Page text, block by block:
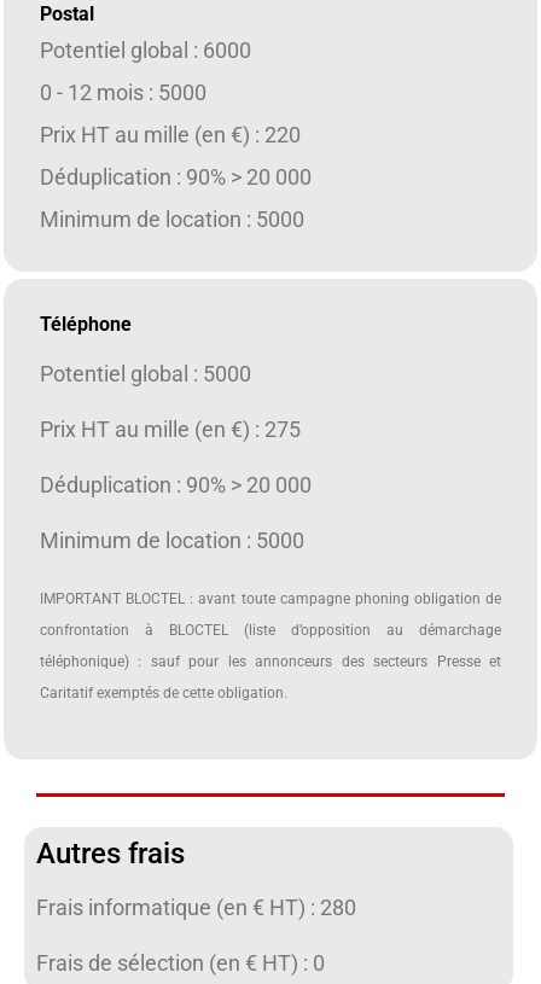
Postal
Potentiel global : 6000
0 - 12 mois : 5000
Prix HT au mille (en €) : 220
Déduplication : 90% > 20 000
Minimum de location : 5000
Téléphone
Potentiel global : 5000
Prix HT au mille (en €) : 275
Déduplication : 90% > 20 000
Minimum de location : 5000
IMPORTANT BLOCTEL : avant toute campagne phoning obligation de
confrontation à BLOCTEL (liste d’opposition au démarchage
téléphonique) : sauf pour les annonceurs des secteurs Presse et
Caritatif exemptés de cette obligation.
Autres frais
Frais informatique (en € HT) : 280
Frais de sélection (en € HT) : 0